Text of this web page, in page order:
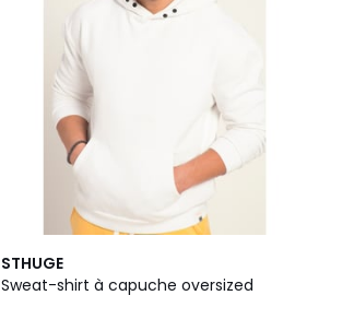
STHUGE
Sweat-shirt à capuche oversized